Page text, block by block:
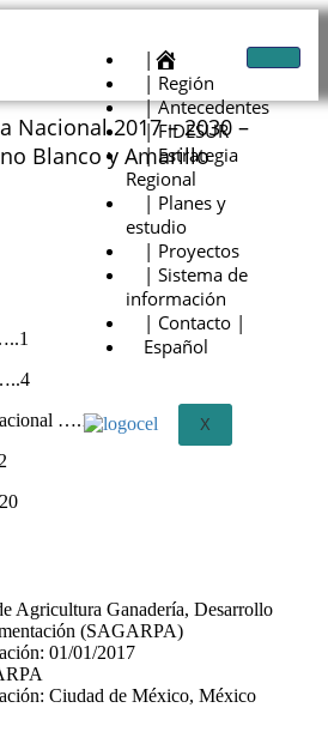
|
| Región
| Antecedentes
| FIDESUR
| Estrategia
Regional
| Planes y
estudio
| Proyectos
| Sistema de
información
| Contacto |
Español
X
Nacional 2017 – 2030 –
Blanco y Amarillo
….11
Agricultura Ganadería, Desarrollo
(SAGARPA)
01/01/2017
Ciudad de México, México